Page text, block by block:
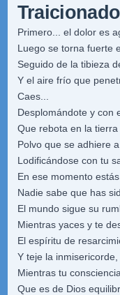
Traicionado
Primero... el dolor es
Luego se torna fuerte
Seguido de la tibieza
Y el aire frío que
Caes...
Desplomándote y con
Que rebota en la tierra
Polvo que se adhiere
Lodificándose con tu
En ese momento
Nadie sabe que has
El mundo sigue su
Mientras yaces y te
El espíritu de
Y teje la
Mientras tu
Que es de Dios